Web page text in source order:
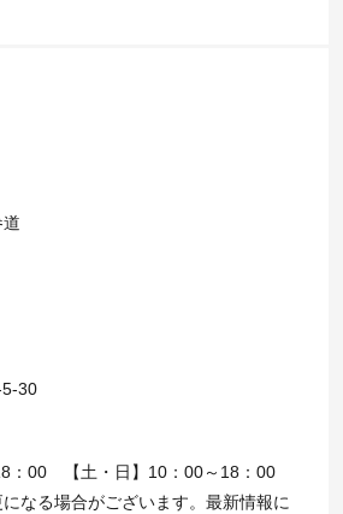
30
：00 【土・日】10：00～18：00
なる場合がございます。最新情報に